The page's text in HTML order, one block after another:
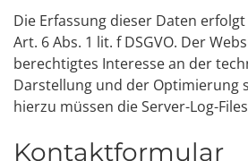
Die Erfassung dieser Daten
Art. 6 Abs. 1 lit. f DSGVO. Der
berechtigtes Interesse an der
Darstellung und der Optimierung
hierzu müssen die Server-Log-
Kontaktformular